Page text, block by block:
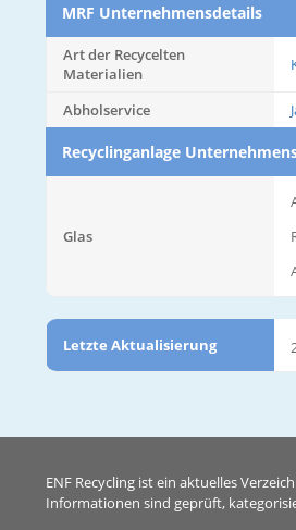
MRF Unternehmensdetails
Art der Recycelten
Materialien
Abholservice
Recyclinganlage
Glas
Letzte Aktualisierung
ENF Recycling ist ein aktuelles
Informationen sind geprüft,